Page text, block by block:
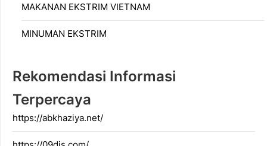
MAKANAN EKSTRIM VIETNAM
MINUMAN EKSTRIM
Rekomendasi Informasi
Terpercaya
https://abkhaziya.net/